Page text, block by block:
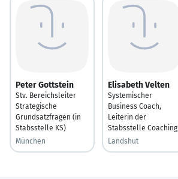
Peter Gottstein
Stv. Bereichsleiter
Strategische
Grundsatzfragen (in
Stabsstelle KS)
München
Elisabeth Velten
Systemischer
Business Coach,
Leiterin der
Stabsstelle Coaching
Landshut